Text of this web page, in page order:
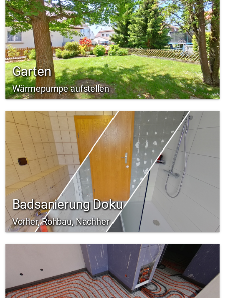
Garten
Wärmepumpe aufstellen
Badsanierung Doku
Vorher, Rohbau, Nachher